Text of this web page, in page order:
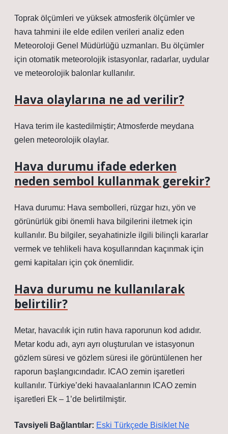
Toprak ölçümleri ve yüksek atmosferik ölçümler ve
hava tahmini ile elde edilen verileri analiz eden
Meteoroloji Genel Müdürlüğü uzmanları. Bu ölçümler
için otomatik meteorolojik istasyonlar, radarlar, uydular
ve meteorolojik balonlar kullanılır.
Hava olaylarına ne ad verilir?
Hava terim ile kastedilmiştir; Atmosferde meydana
gelen meteorolojik olaylar.
Hava durumu ifade ederken
neden sembol kullanmak gerekir?
Hava durumu: Hava sembolleri, rüzgar hızı, yön ve
görünürlük gibi önemli hava bilgilerini iletmek için
kullanılır. Bu bilgiler, seyahatinizle ilgili bilinçli kararlar
vermek ve tehlikeli hava koşullarından kaçınmak için
gemi kapitaları için çok önemlidir.
Hava durumu ne kullanılarak
belirtilir?
Metar, havacılık için rutin hava raporunun kod adıdır.
Metar kodu adı, ayrı ayrı oluşturulan ve istasyonun
gözlem süresi ve gözlem süresi ile görüntülenen her
raporun başlangıcındadır. ICAO zemin işaretleri
kullanılır. Türkiye’deki havaalanlarının ICAO zemin
işaretleri Ek – 1’de belirtilmiştir.
Tavsiyeli Bağlantılar: Eski Türkçede Bisiklet Ne